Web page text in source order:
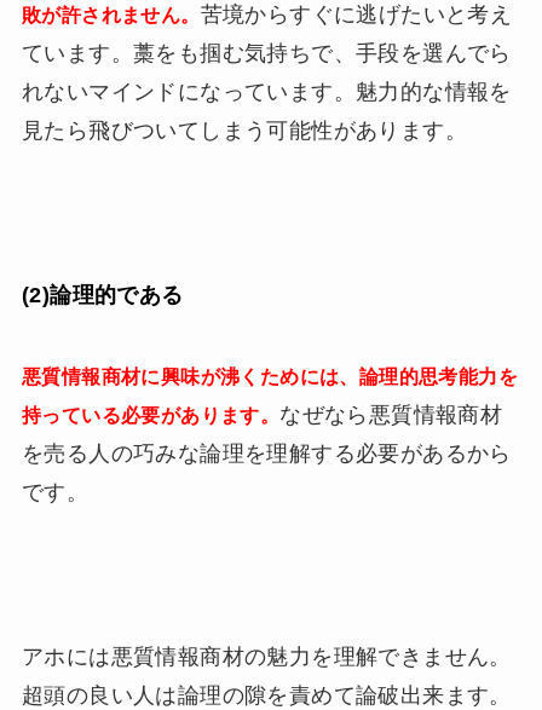
敗が許されません。 苦境からすぐに逃げたいと考え
ています。藁をも掴む気持ちで、手段を選んでら
れないマインドになっています。魅力的な情報を
見たら飛びついてしまう可能性があります。
(2)論理的である
悪質情報商材に興味が沸くためには、論理的思考能力を
持っている必要があります。 なぜなら悪質情報商材
を売る人の巧みな論理を理解する必要があるから
です。
アホには悪質情報商材の魅力を理解できません。
超頭の良い人は論理の隙を責めて論破出来ます。